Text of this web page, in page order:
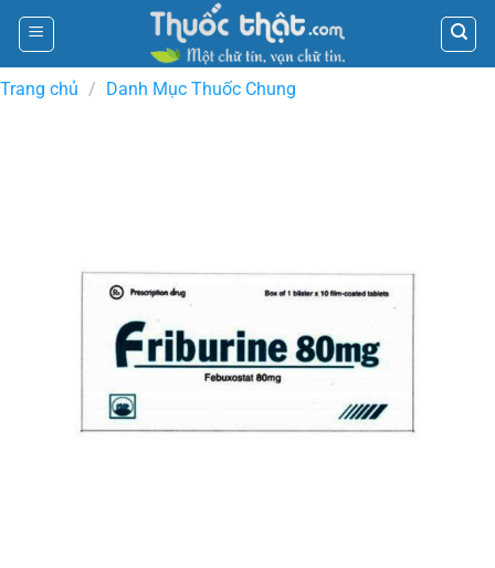
Skip
content
Trang chủ / Danh Mục Thuốc Chung